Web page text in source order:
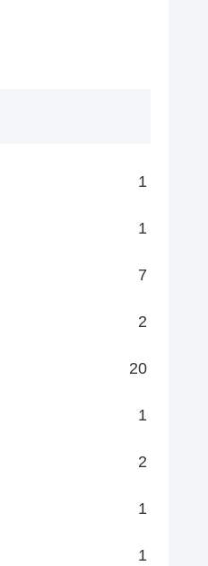
1
1
7
2
20
1
2
1
1